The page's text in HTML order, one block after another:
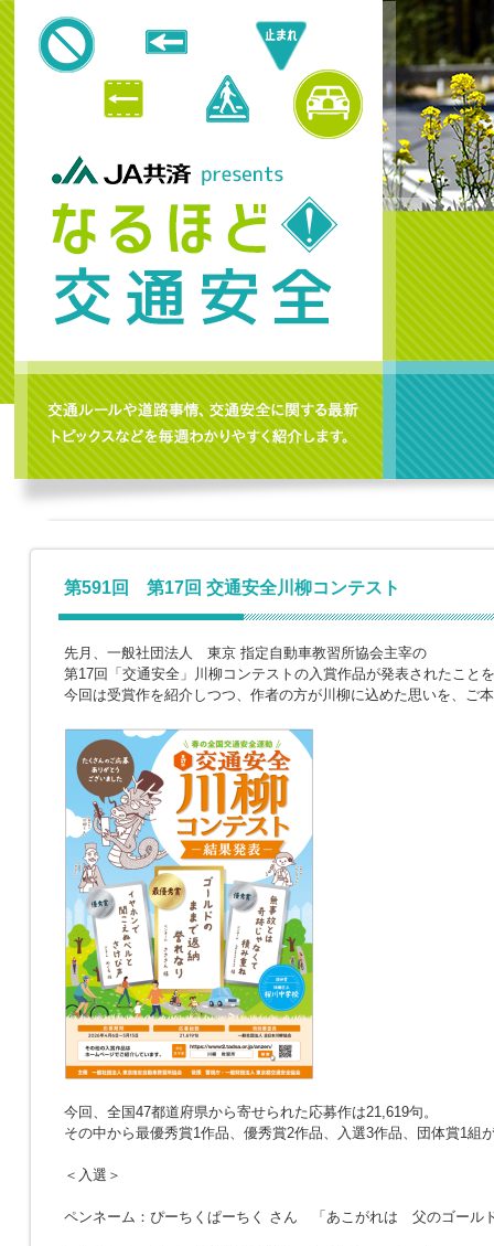
第591回 第17回 交通安全川柳コンテスト
先月、一般社団法人 東京 指定自動車教習所協会主宰の
第17回「交通安全」川柳コンテストの入賞作品が発表されたこと
今回は受賞作を紹介しつつ、作者の方が川柳に込めた思いを、ご
今回、全国47都道府県から寄せられた応募作は21,619句。
その中から最優秀賞1作品、優秀賞2作品、入選3作品、団体賞1組
＜入選＞
ペンネーム：ぴーちくぱーちく さん 「あこがれは 父のゴール